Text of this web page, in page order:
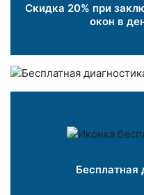
Скидка 20% при
окон в
Бесплатная